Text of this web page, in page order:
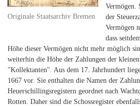
Originale Staatsarchiv Bremen
Vermögen.
der
Vermögen
dass
Höhe dieser Vermögen nicht mehr möglich
weiterhin die Höhe der Zahlungen der
"Kollektanten". Aus dem 17. Jahrhundert
1667 vor. Sie enthalten die Namen der
Heuerschillingsregistern geordnet nach
Rotten. Daher sind die Schossregister